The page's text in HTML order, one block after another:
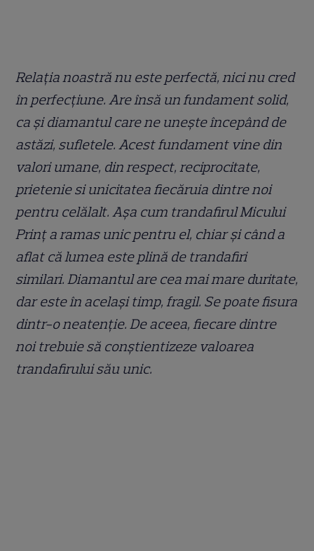
Relația noastră nu este perfectă, nici nu cred
în perfecțiune. Are însă un fundament solid,
ca și diamantul care ne unește începând de
astăzi, sufletele. Acest fundament vine din
valori umane, din respect, reciprocitate,
prietenie si unicitatea fiecăruia dintre noi
pentru celălalt. Așa cum trandafirul Micului
Prinț a ramas unic pentru el, chiar și când a
aflat că lumea este plină de trandafiri
similari. Diamantul are cea mai mare duritate,
dar este în același timp, fragil. Se poate fisura
dintr-o neatenție. De aceea, fiecare dintre
noi trebuie să conștientizeze valoarea
trandafirului său unic.